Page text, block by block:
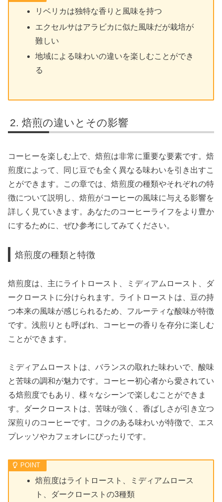
リベリカは独特な香りと風味を持つ
エクセルサはアラビカに似た風味だが栽培が
難しい
地域による味わいの違いを楽しむことができ
る
焙煎の違いとその影響
コーヒーを楽しむ上で、焙煎は非常に重要な要素です。焙
煎度によって、同じ豆でも全く異なる味わいを引き出すこ
とができます。この章では、焙煎度の種類やそれぞれの特
徴について説明し、焙煎がコーヒーの風味に与える影響を
詳しく見ていきます。あなたのコーヒーライフをより豊か
にするために、ぜひ参考にしてみてください。
焙煎度の種類と特徴
焙煎度は、主にライトロースト、ミディアムロースト、ダ
ークローストに分けられます。ライトローストは、豆の持
つ本来の風味が感じられるため、フルーティな酸味が特徴
です。浅煎りとも呼ばれ、コーヒーの香りを存分に楽しむ
ことができます。
ミディアムローストは、バランスの取れた味わいで、酸味
と苦味の調和が魅力です。コーヒー初心者から愛されてい
る焙煎度でもあり、様々なシーンで楽しむことができま
す。ダークローストは、苦味が強く、香ばしさが引き立つ
深煎りのコーヒーです。コクのある味わいが特徴で、エス
プレッソやカフェオレにぴったりです。
焙煎度はライトロースト、ミディアムロース
ト、ダークローストの3種類